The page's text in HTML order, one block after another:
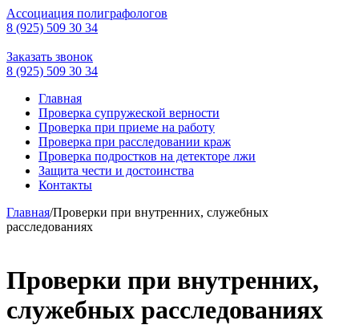
Ассоциация полиграфологов
8 (925) 509 30 34
Заказать звонок
8 (925) 509 30 34
Главная
Проверка супружеской верности
Проверка при приеме на работу
Проверка при расследовании краж
Проверка подростков на детекторе лжи
Защита чести и достоинства
Контакты
Главная/Проверки при внутренних, служебных
расследованиях
Проверки при внутренних,
служебных расследованиях